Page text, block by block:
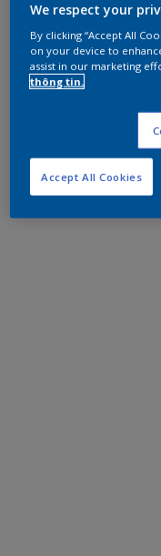
We respect your
By clicking “Accept All
on your device to
assist in our marketing
thông tin.
Accept All Cookies